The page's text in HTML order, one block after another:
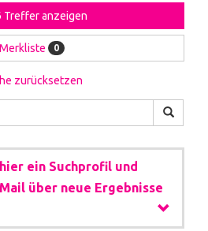
Treffer anzeigen
Merkliste 0
zurücksetzen
ein Suchprofil und
über neue Ergebnisse